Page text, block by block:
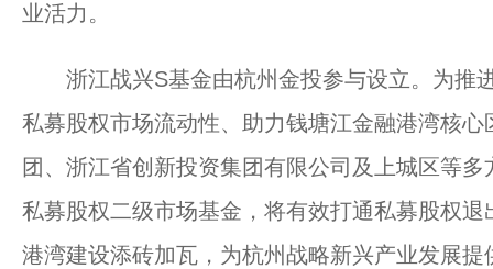
业活力。
浙江战兴S基金由杭州金投参与设立。为推
私募股权市场流动性、助力钱塘江金融港湾核
团、浙江省创新投资集团有限公司及上城区等
私募股权二级市场基金，将有效打通私募股权
港湾建设添砖加瓦，为杭州战略新兴产业发展提